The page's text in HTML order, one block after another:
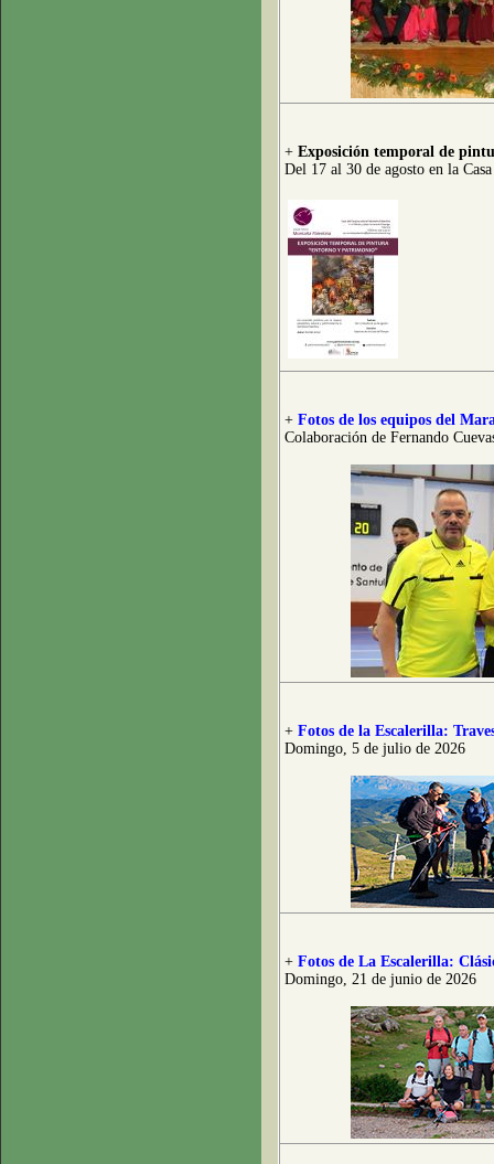
+ Exposición temporal de
Del 17 al 30 de agosto en la
+ Fotos de los equipos del
Colaboración de Fernando
+ Fotos de la Escalerilla:
Domingo, 5 de julio de 2026
+ Fotos de La Escalerilla:
Domingo, 21 de junio de 2026